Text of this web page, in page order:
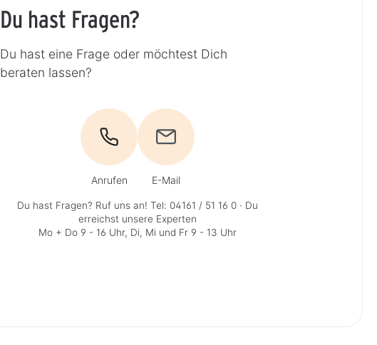
Du hast Fragen?
Du hast eine Frage oder möchtest Dich
beraten lassen?
Anrufen E-Mail
Du hast Fragen? Ruf uns an! Tel: 04161 / 51 16 0 · Du
erreichst unsere Experten
Mo + Do 9 - 16 Uhr, Di, Mi und Fr 9 - 13 Uhr